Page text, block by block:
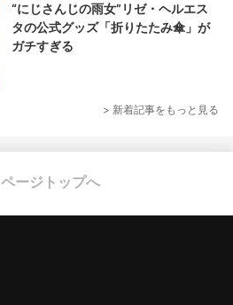
“にじさんじの雨女”リゼ・ヘルエス
タの公式グッズ「折りたたみ傘」が
ガチすぎる
> 新着記事をもっと見る
ページトップへ